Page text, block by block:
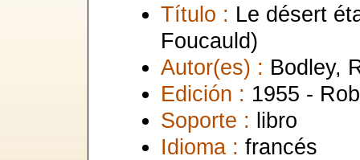
Título : Le désert
Foucauld)
Autor(es) : Bodley,
Edición : 1955 -
Soporte : libro
Idioma : francés